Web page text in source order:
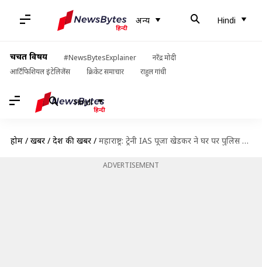
अन्य Hindi
चर्चित विषय #NewsBytesExplainer
नरेंद्र मोदी
आर्टिफिशियल इंटेलिजेंस
क्रिकेट समाचार राहुल गांधी
Hindi
होम / खबरें / देश की खबरें / महाराष्ट्र: ट्रेनी IAS पूजा खेडकर ने घर पर पुलिस को बुलाया, 2 घंटे तक बातचीत की
ADVERTISEMENT